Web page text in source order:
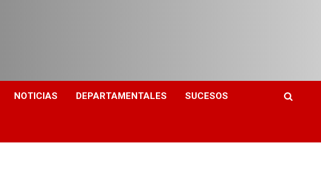
NOTICIAS DEPARTAMENTALES SUCESOS